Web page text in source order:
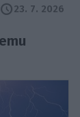
23. 7. 2026